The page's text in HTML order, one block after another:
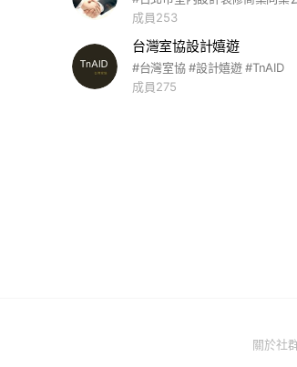
成員253
台灣室協設計嬉遊
#台灣室協 #設計嬉遊 #TnAID
成員275
關於社